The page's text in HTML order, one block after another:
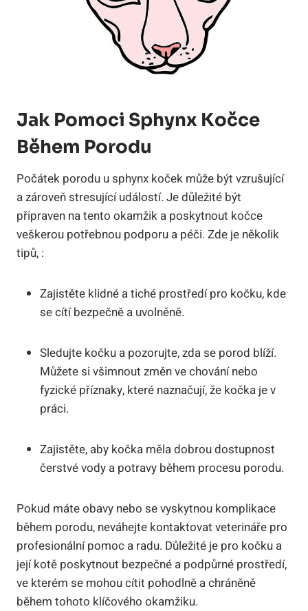
Jak Pomoci Sphynx Kočce
Během Porodu
Počátek porodu u sphynx koček může být vzrušující
a zároveň stresující událostí. Je důležité být
připraven na tento okamžik a poskytnout kočce
veškerou potřebnou podporu a péči. Zde je několik
tipů, :
Zajistěte klidné a tiché prostředí pro kočku, kde
se cítí bezpečně a uvolněně.
Sledujte kočku a pozorujte, zda se porod blíží.
Můžete si všimnout změn ve chování nebo
fyzické příznaky, které naznačují, že kočka je v
práci.
Zajistěte, aby kočka měla dobrou dostupnost
čerstvé vody a potravy během procesu porodu.
Pokud máte obavy nebo se vyskytnou komplikace
během porodu, neváhejte kontaktovat veterináře pro
profesionální pomoc a radu. Důležité je pro kočku a
její kotě poskytnout bezpečné a podpůrné prostředí,
ve kterém se mohou cítit pohodlně a chráněně
během tohoto klíčového okamžiku.